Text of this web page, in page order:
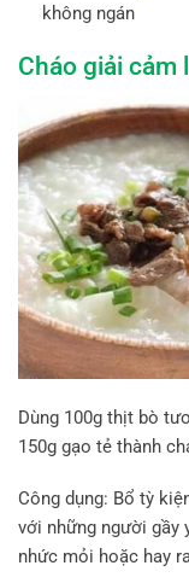
không ngán
Cháo giải cảm
Dùng 100g thịt bò
150g gạo tẻ thành
Công dụng: Bổ tỳ
với những người gầy
nhức mỏi hoặc hay